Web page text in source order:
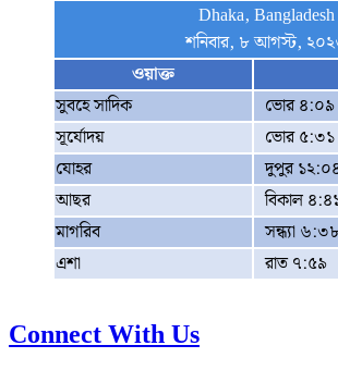
Dhaka, Bangladesh
শনিবার, ৮ আগস্ট,
ওয়াক্ত
সুবহে সাদিক
ভোর ৪:০৯
সূর্যোদয়
ভোর ৫:৩১
যোহর
দুপুর
আছর
বিকাল
মাগরিব
সন্ধ্যা
এশা
রাত ৭:৫৯
Connect With Us